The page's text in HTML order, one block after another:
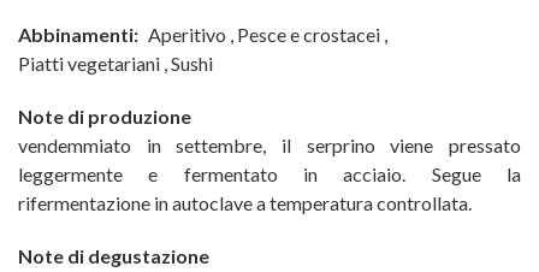
Abbinamenti: Aperitivo , Pesce e crostacei ,
Piatti vegetariani ,Sushi
Note di produzione
vendemmiato in settembre, il serprino viene pressato
leggermente e fermentato in acciaio. Segue la
rifermentazione in autoclave a temperatura controllata.
Note di degustazione